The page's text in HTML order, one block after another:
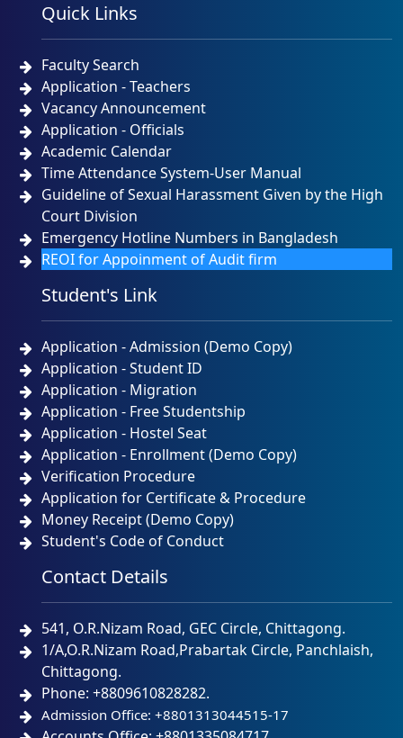
Quick Links
Faculty Search
Application - Teachers
Vacancy Announcement
Application - Officials
Academic Calendar
Time Attendance System-User Manual
Guideline of Sexual Harassment Given by the High
Court Division
Emergency Hotline Numbers in Bangladesh
REOI for Appoinment of Audit firm
Student's Link
Application - Admission (Demo Copy)
Application - Student ID
Application - Migration
Application - Free Studentship
Application - Hostel Seat
Application - Enrollment (Demo Copy)
Verification Procedure
Application for Certificate & Procedure
Money Receipt (Demo Copy)
Student's Code of Conduct
Contact Details
541, O.R.Nizam Road, GEC Circle, Chittagong.
1/A,O.R.Nizam Road,Prabartak Circle, Panchlaish,
Chittagong.
Phone: +8809610828282.
Admission Office: +8801313044515-17